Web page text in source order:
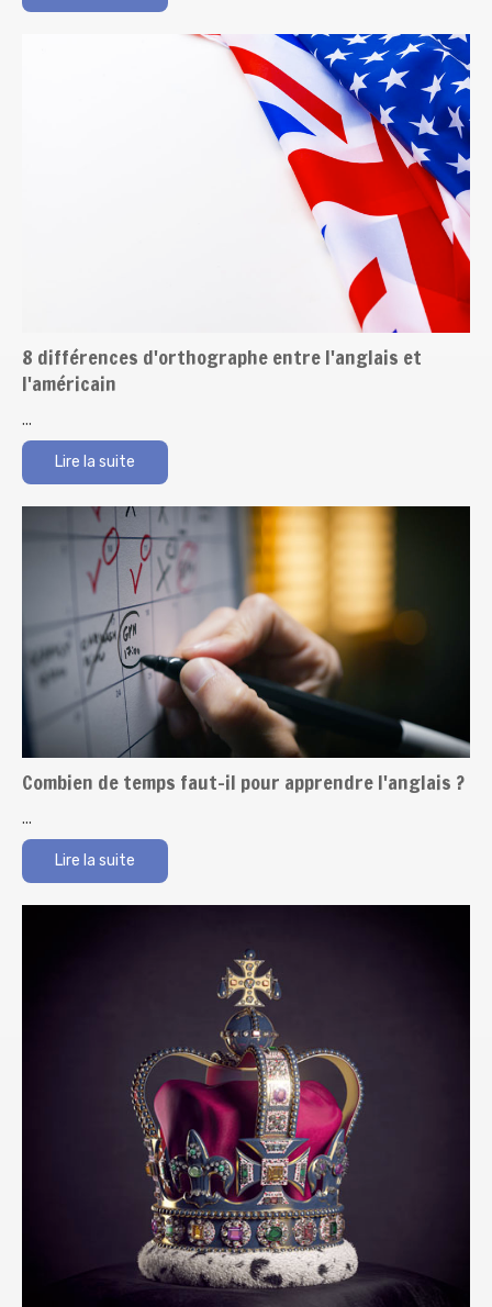
8 différences d'orthographe entre l'anglais et
l'américain
...
Lire la suite
Combien de temps faut-il pour apprendre l'anglais ?
...
Lire la suite